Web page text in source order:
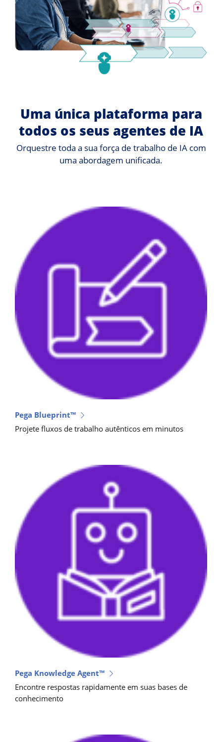
Uma única plataforma para
todos os seus agentes de IA
Orquestre toda a sua força de trabalho de IA com
uma abordagem unificada.
Pega Blueprint™
Projete fluxos de trabalho autênticos em minutos
Pega Knowledge Agent™
Encontre respostas rapidamente em suas bases de
conhecimento